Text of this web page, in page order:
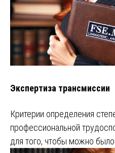
Экспертиза трансмиссии
Критерии определения
профессиональной
для того, чтобы можно было